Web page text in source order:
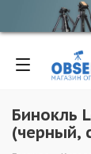
Бинокль
(черный,